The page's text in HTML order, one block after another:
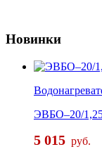
Новинки
ЭВБО–20/
5 015 руб.